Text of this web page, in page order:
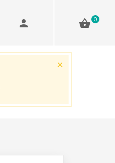
0